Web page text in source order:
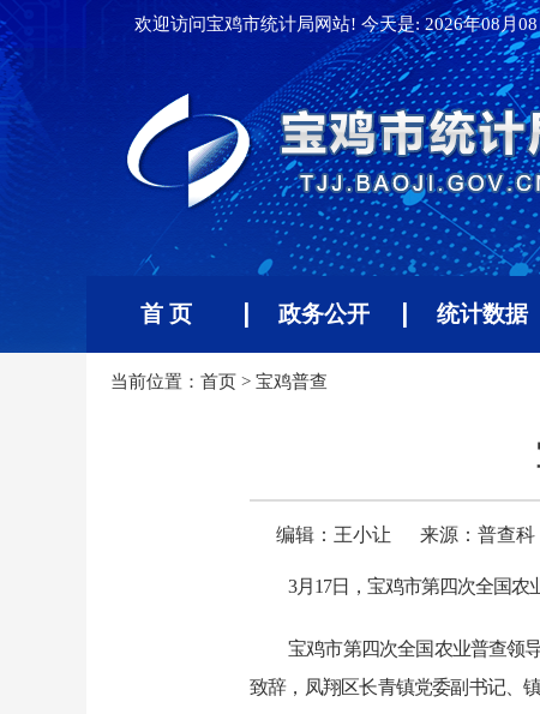
欢迎访问宝鸡市统计局网站! 今天是:2026年08月
首 页 政务公开 统计数据
当前位置： 首页 > 宝鸡普查
编辑：王小让 来源：普查科
3月17日，宝鸡市第四次全国农
宝鸡市第四次全国农业普查领
致辞，凤翔区长青镇党委副书记、